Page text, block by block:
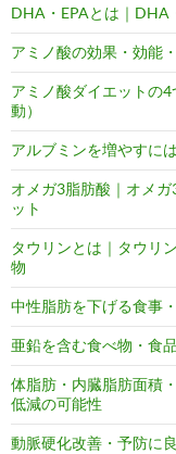
DHA・EPAとは｜DHA
アミノ酸の効果・効能
アミノ酸ダイエットの
動）
アルブミンを増やすに
オメガ3脂肪酸｜オメ
ット
タウリンとは｜タウリ
物
中性脂肪を下げる食事
亜鉛を含む食べ物・食
体脂肪・内臓脂肪面積
低減の可能性
動脈硬化改善・予防に